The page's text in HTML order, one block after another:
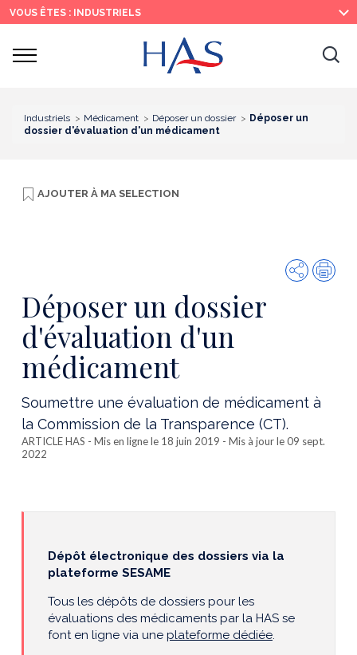
Recherche
Menu
principal
Contenu
principal
VOUS ÊTES : INDUSTRIELS
Ouvrir
Industriels Médicament Déposer un dossier
Déposer un
dossier d'évaluation d'un médicament
AJOUTER À MA SELECTION
Partager
Déposer un dossier
d'évaluation d'un
médicament
Soumettre une évaluation de médicament à
la Commission de la Transparence (CT).
ARTICLE HAS - Mis en ligne le 18 juin 2019 - Mis à jour le 09 sept.
2022
Dépôt électronique des dossiers via la
plateforme SESAME
Tous les dépôts de dossiers pour les
évaluations des médicaments par la HAS se
font en ligne via une plateforme dédiée.